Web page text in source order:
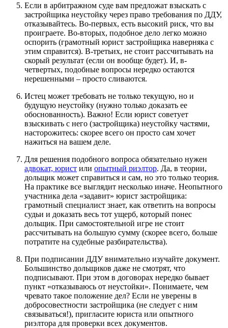
Если в арбитражном суде вам предложат взыскать с
застройщика неустойку через право требования по ДДУ,
отказывайтесь. Во-первых, есть высокий риск, что вы
проиграете. Во-вторых, подобное дело легко можно
оспорить (грамотный юрист застройщика наверняка с
этим справится). В-третьих, не стоит рассчитывать на
скорый результат (если он вообще будет). И, в-
четвертых, подобные вопросы нередко остаются
нерешенными – просто сливаются.
Истец может требовать не только текущую, но и
будущую неустойку (нужно только доказать ее
обоснованность). Важно! Если юрист советует
взыскивать с него (застройщика) неустойку частями,
насторожитесь: скорее всего он просто сам хочет
нажиться на вашем деле.
Для решения подобного вопроса обязательно нужен
адвокат, юрист или опытный риэлтор. Да, в теории,
дольщик может справиться и сам, но это только теория.
На практике все выглядит несколько иначе. Неопытного
участника дела «задавит» юрист застройщика:
грамотный специалист знает, как ответить на вопросы
судьи и доказать весь тот ущерб, который понес
дольщик. При самостоятельной игре не стоит
рассчитывать на большую сумму (скорее всего, больше
потратите на судебные разбирательства).
При подписании ДДУ внимательно изучайте документ.
Большинство дольщиков даже не смотрят, что
подписывают. При этом в договорах нередко бывает
пункт «отказываюсь от неустойки». Понимаете, чем
чревато такое положение дел? Если не уверены в
добросовестности застройщика (не следует с ним
связываться!), пригласите юриста или опытного
риэлтора для проверки всех документов.